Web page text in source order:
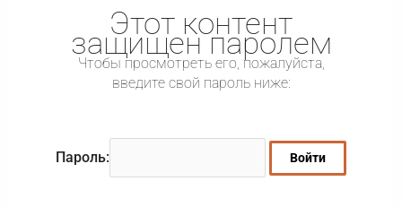
Этот контент
защищен паролем
Чтобы просмотреть его, пожалуйста,
введите свой пароль ниже:
Пароль: